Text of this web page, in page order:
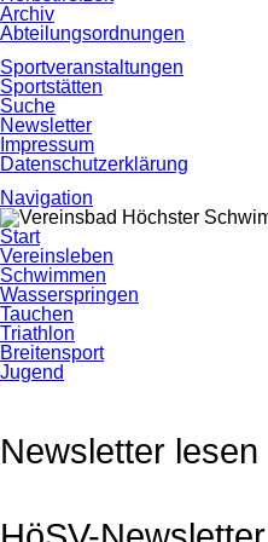
Archiv
Abteilungsordnungen
Sportveranstaltungen
Sportstätten
Suche
Newsletter
Impressum
Datenschutzerklärung
Navigation
Navigation
überspringen
Start
Vereinsleben
Schwimmen
Wasserspringen
Tauchen
Triathlon
Breitensport
Jugend
Newsletter lesen